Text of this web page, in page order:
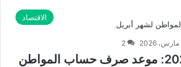
الاقتصاد
2
تحديث جديد 2026: موعد صرف حساب المواطن